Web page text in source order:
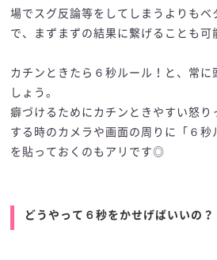
場でスグ反論等をしてしまうよりもベ
で、まずまずの結果に繋げることも可
カチンときたら６秒ルール！と、常に
しょう。
癖づけるためにカチンときやすい怒り
する時のカメラや画面の周りに「６秒
を貼っておくのもアリです◎
どうやって６秒をかせげばいいの？